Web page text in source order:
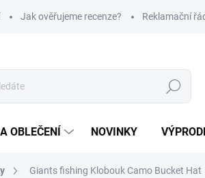
Jak ověřujeme recenze? Reklamační
Hledat
OBLEČENÍ NOVINKY
Giants fishing Klobouk Camo Bucket Hat